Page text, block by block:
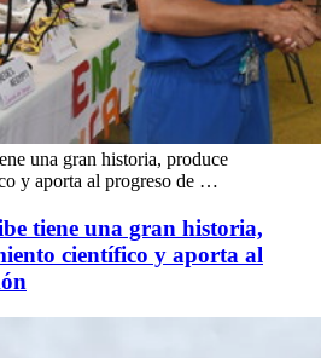
una gran historia, produce
y aporta al progreso de …
tiene una gran historia,
científico y aporta al